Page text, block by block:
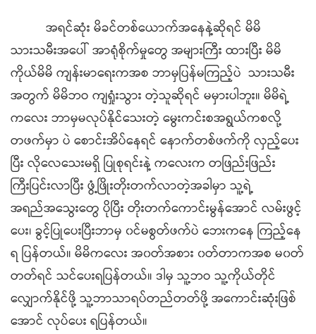
အရင်ဆုံး မိခင်တစ်ယောက်အနေနဲ့ဆိုရင် မိမိ
သားသမီးအပေါ် အာရုံစိုက်မှုတွေ အများကြီး ထားပြီး မိမိ
ကိုယ်မိမိ ကျန်းမာရေးကအစ ဘာမှပြန်မကြည့်ပဲ သားသမီး
အတွက် မိမိဘဝ ကျရှုံးသွား တဲ့သူဆိုရင် မမှားပါဘူး။ မိမိရဲ့
ကလေး ဘာမှမလုပ်နိုင်သေးတဲ့ မွေးကင်းစအရွယ်ကစလို့
တဖက်မှာ ပဲ စောင်းအိပ်နေရင် နောက်တစ်ဖက်ကို လှည့်ပေး
ပြီး လိုလေသေးမရှိ ပြုစုရင်းနဲ့ ကလေးက တဖြည်းဖြည်း
ကြီးပြင်းလာပြီး ဖွံ့ဖြိုးတိုးတက်လာတဲ့အခါမှာ သူ့ရဲ့
အရည်အသွေးတွေ ပိုပြီး တိုးတက်ကောင်းမွန်အောင် လမ်းဖွင့်
ပေး၊ ခွင့်ပြုပေးပြီးဘာမှ ၀င်မစွတ်ဖက်ပဲ ဘေးကနေ ကြည့်နေ
ရ ပြန်တယ်။ မိမိကလေး အ၀တ်အစား ၀တ်တာကအစ မ၀တ်
တတ်ရင် သင်ပေးရပြန်တယ်။ ဒါမှ သူ့ဘဝ သူ့ကိုယ်တိုင်
လျှောက်နိုင်ဖို့ သူ့ဘာသာရပ်တည်တတ်ဖို့ အကောင်းဆုံးဖြစ်
အောင် လုပ်ပေး ရပြန်တယ်။